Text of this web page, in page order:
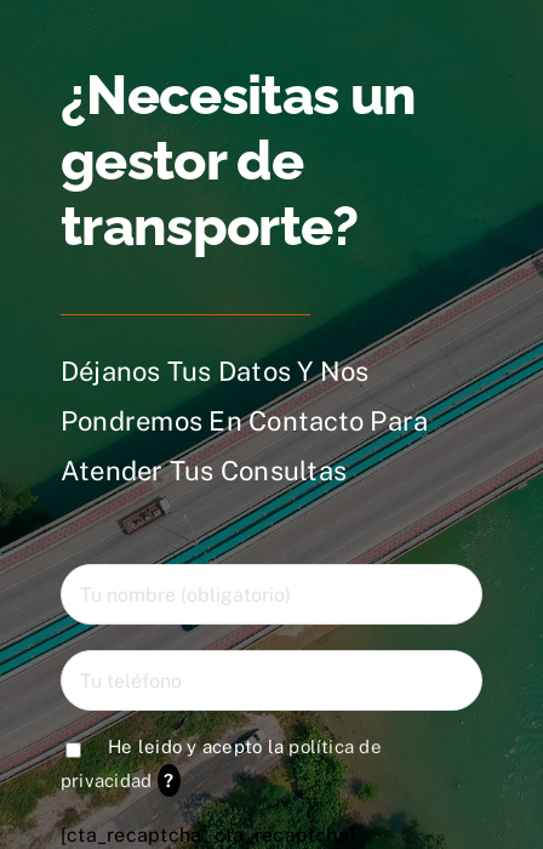
¿Necesitas un
gestor de
transporte?
Déjanos Tus Datos Y Nos
Pondremos En Contacto Para
Atender Tus Consultas
He leido y acepto lapolítica de
privacidad ?
[cta_recaptcha* cta_recaptcha]